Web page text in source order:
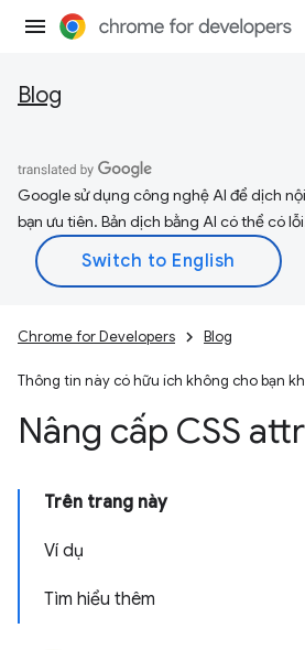
Blog
Google sử dụng công nghệ AI để dịch
bạn ưu tiên. Bản dịch bằng AI có thể có
Chrome for Developers Blog
Thông tin này có hữu ích không cho bạn
Nâng cấp CSS
Trên trang này
Ví dụ
Tìm hiểu thêm